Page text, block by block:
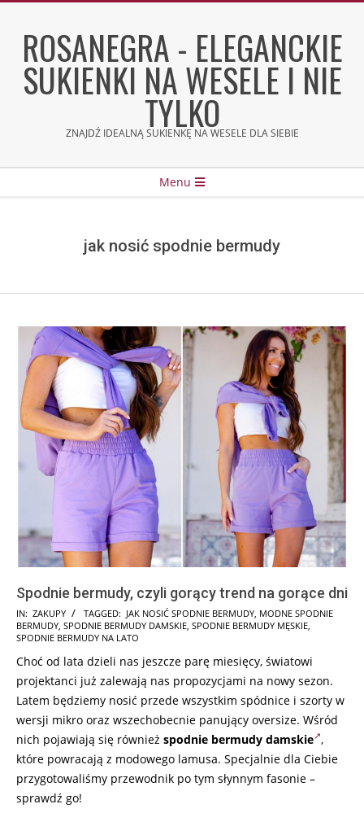
contentROSANEGRA - ELEGANCKIE
SUKIENKI NA WESELE I NIE
TYLKO
ZNAJDŹ IDEALNĄ SUKIENKĘ NA WESELE DLA SIEBIE
Menu
jak nosić spodnie bermudy
Spodnie bermudy, czyli gorący trend na gorące dni
2025-
07-
IN: ZAKUPY TAGGED: JAK NOSIĆ SPODNIE BERMUDY MODNE SPODNIE
BERMUDY SPODNIE BERMUDY DAMSKIE SPODNIE BERMUDY MĘSKIE
SPODNIE BERMUDY NA LATO
Choć od lata dzieli nas jeszcze parę miesięcy, światowi
projektanci już zalewają nas propozycjami na nowy sezon.
Latem będziemy nosić przede wszystkim spódnice i szorty w
wersji mikro oraz wszechobecnie panujący oversize. Wśród
nich pojawiają się również spodnie bermudy damskie ,
które powracają z modowego lamusa. Specjalnie dla Ciebie
przygotowaliśmy przewodnik po tym słynnym fasonie –
sprawdź go!